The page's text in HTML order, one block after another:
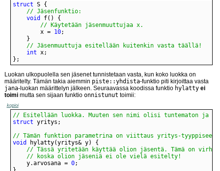
struct
// Jäsenfunktio:
void
// Käytetään jäsenmuuttujaa x.
		x =
10
// Jäsenmuuttuja esitellään kuitenkin vasta täällä!
int
};
Luokan ulkopuolella sen jäsenet tunnistetaan vasta, kun koko luokka on
määritelty. Tämän takia aiemmin piste::yhdista-funktio piti kirjoittaa vasta
jana-luokan määrittelyn jälkeen. Seuraavassa koodissa funktio hylatty ei
toimi mutta sen sijaan funktio onnistunut toimii:
kopioi
// Esitellään luokka. Muuten sen nimi olisi tuntematon ja
struct
// Tämän funktion parametrina on viittaus yritys-tyyppiseen
void
	// koska olion jäseniä ei ole vielä esitelty!
	y.arvosana =
0